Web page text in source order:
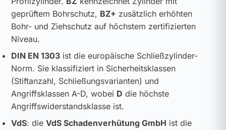
geprüftem Bohrschutz, BZ+ zusätzlich erhöhten
Bohr- und Ziehschutz auf höchstem zertifizierten
Niveau.
DIN EN 1303ist die europäische Schließzylinder-
Norm. Sie klassifiziert in Sicherheitsklassen
(Stiftanzahl, Schließungsvarianten) und
Angriffsklassen A-D, wobei D die höchste
Angriffswiderstandsklasse ist.
VdS: die VdS Schadenverhütung GmbH ist die